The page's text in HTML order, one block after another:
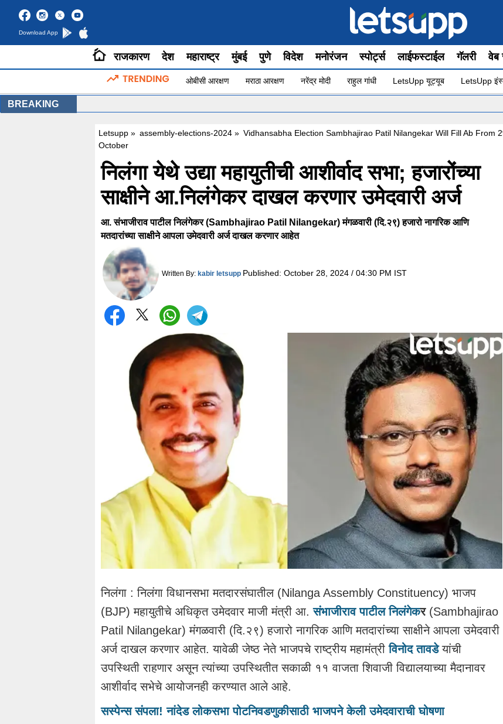
Download App
राजकारण देश महाराष्ट्र मुंबई पुणे विदेश मनोरंजन स्पोर्ट्स लाईफस्टाईल गॅलरी वेब
ओबीसी आरक्षण मराठा आरक्षण नरेंद्र मोदी राहुल गांधी LetsUpp यूट्यूब LetsUpp
BREAKING
Letsupp » assembly-elections-2024 » Vidhansabha Election Sambhajirao Patil Nilangekar Will Fill Ab From
October
निलंगा येथे उद्या महायुतीची आशीर्वाद सभा; हजारोंच्या
साक्षीने आ.निलंगेकर दाखल करणार उमेदवारी अर्ज
आ. संभाजीराव पाटील निलंगेकर (Sambhajirao Patil Nilangekar) मंगळवारी (दि.२९) हजारो नागरिक आणि
मतदारांच्या साक्षीने आपला उमेदवारी अर्ज दाखल करणार आहेत
Written By: kabir letsupp Published: October 28, 2024 / 04:30 PM IST
निलंगा : निलंगा विधानसभा मतदारसंघातील (Nilanga Assembly Constituency) भाजप
(BJP) महायुतीचे अधिकृत उमेदवार माजी मंत्री आ. संभाजीराव पाटील निलंगेकर(Sambhajirao
Patil Nilangekar) मंगळवारी (दि.२९) हजारो नागरिक आणि मतदारांच्या साक्षीने आपला उमेदवारी
अर्ज दाखल करणार आहेत. यावेळी जेष्ठ नेते भाजपचे राष्ट्रीय महामंत्री विनोद तावडेयांची
उपस्थिती राहणार असून त्यांच्या उपस्थितीत सकाळी ११ वाजता शिवाजी विद्यालयाच्या मैदानावर
आशीर्वाद सभेचे आयोजनही करण्यात आले आहे.
सस्पेन्स संपला! नांदेड लोकसभा पोटनिवडणुकीसाठी भाजपने केली उमेदवाराची घोषणा